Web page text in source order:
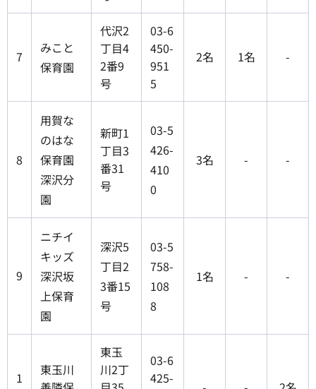
7
みこと
保育園
代沢2
丁目4
2番9
号
03-6
450-
951
5
2名 1名 -
8
用賀な
のはな
保育園
深沢分
園
新町1
丁目3
番31
号
03-5
426-
410
0
3名 - -
9
ニチイ
キッズ
深沢坂
上保育
園
深沢5
丁目2
3番15
号
03-5
758-
108
8
1名 - -
1
東玉川
東玉
川2丁
03-6
425-